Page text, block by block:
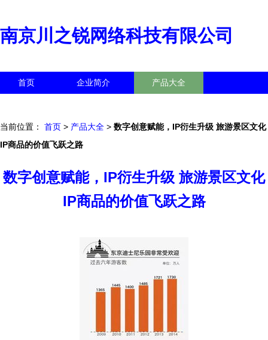
南京川之锐网络科技有限公司
首页 企业简介 产品大全
当前位置： 首页 > 产品大全 > 数字创意赋能，IP衍生升级 旅游景区文化
IP商品的价值飞跃之路
数字创意赋能，IP衍生升级 旅游景区文化
IP商品的价值飞跃之路